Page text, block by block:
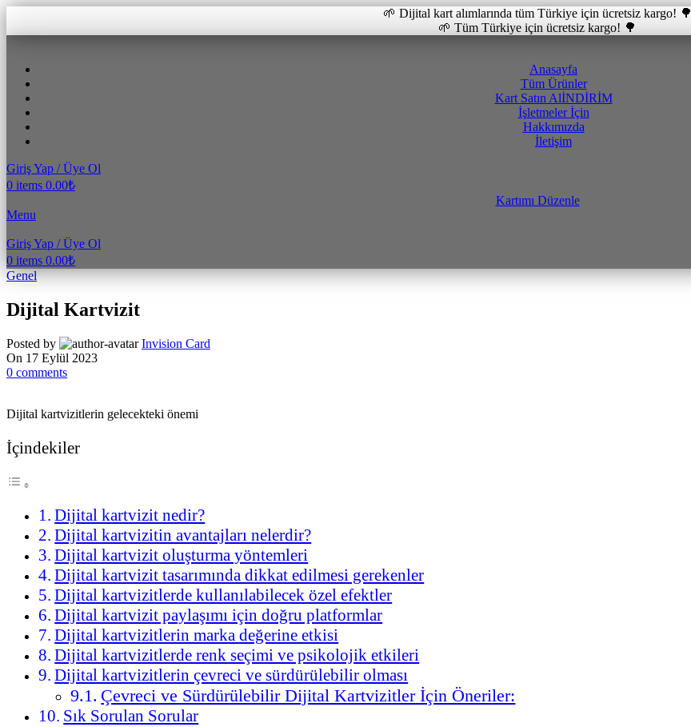
🌱 Dijital kart alımlarında tüm Türkiye için ücretsiz kargo! 🌳
🌱 Tüm Türkiye için ücretsiz kargo! 🌳
Anasayfa
Tüm Ürünler
Kart Satın AlİNDİRİM
İşletmeler İçin
Hakkımızda
İletişim
Giriş Yap / Üye Ol
0 items 0.00₺
Kartımı Düzenle
Menu
Giriş Yap / Üye Ol
0 items 0.00₺
Genel
Dijital Kartvizit
Posted by
Invision Card
On 17 Eylül 2023
0 comments
Dijital kartvizitlerin gelecekteki önemi
İçindekiler
Dijital kartvizit nedir?
Dijital kartvizitin avantajları nelerdir?
Dijital kartvizit oluşturma yöntemleri
Dijital kartvizit tasarımında dikkat edilmesi gerekenler
Dijital kartvizitlerde kullanılabilecek özel efektler
Dijital kartvizit paylaşımı için doğru platformlar
Dijital kartvizitlerin marka değerine etkisi
Dijital kartvizitlerde renk seçimi ve psikolojik etkileri
Dijital kartvizitlerin çevreci ve sürdürülebilir olması
Çevreci ve Sürdürülebilir Dijital Kartvizitler İçin Öneriler:
Sık Sorulan Sorular